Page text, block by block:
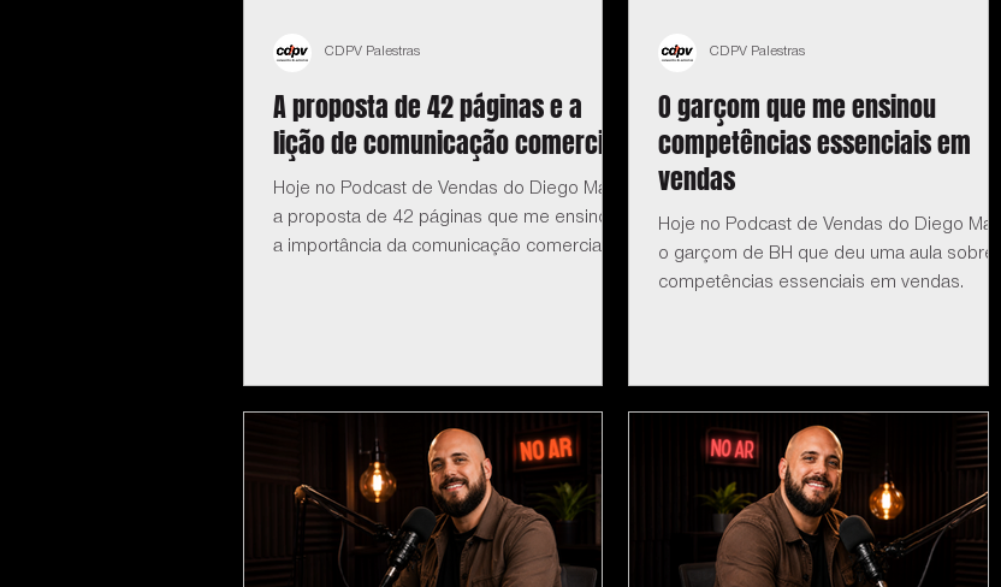
A proposta de 42 páginas e a
lição de comunicação comercial
Hoje no Podcast de Vendas do Diego Maia:
a proposta de 42 páginas que me ensinou
a importância da comunicação comercial.
CDPV Palestras
O garçom que me ensinou
competências essenciais em
vendas
Hoje no Podcast de Vendas do Diego Maia:
o garçom de BH que deu uma aula sobre
competências essenciais em vendas.
CDPV Palestras